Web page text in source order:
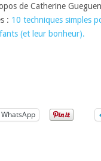
de Catherine
: 10 techniques simples
(et leur bonheur).
WhatsApp